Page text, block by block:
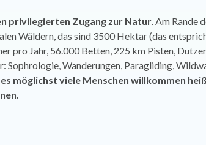
privilegierten Zugang zur Natur. Am Rande
Wäldern, das sind 3500 Hektar (das
pro Jahr, 56.000 Betten, 225 km Pisten,
Sophrologie, Wanderungen, Paragliding,
möglichst viele Menschen willkommen